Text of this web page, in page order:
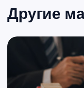
Другие